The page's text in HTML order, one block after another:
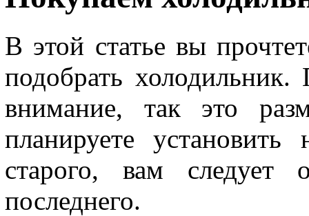
В этой статье вы
подобрать холодильник.
внимание, так это
планируете
старого, вам следует
последнего.